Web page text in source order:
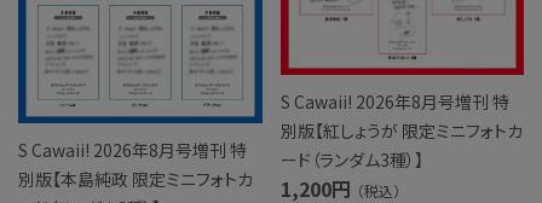
S Cawaii! 2026年8月号増刊 特
別版【本島純政 限定ミニフォトカ
S Cawaii! 2026年8月号増刊 特
別版【紅しょうが 限定ミニフォトカ
ード（ランダム3種）】
1,200円 （税込）